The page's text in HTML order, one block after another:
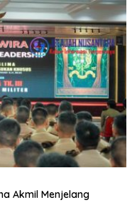
Akmil Menjelang